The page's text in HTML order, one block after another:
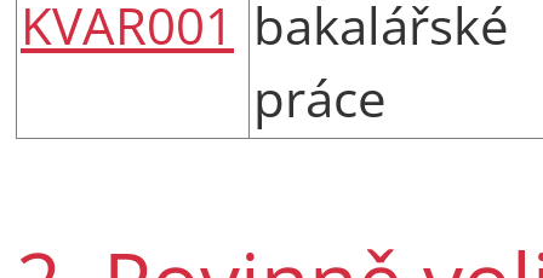
KVAR001 bakalářské
práce